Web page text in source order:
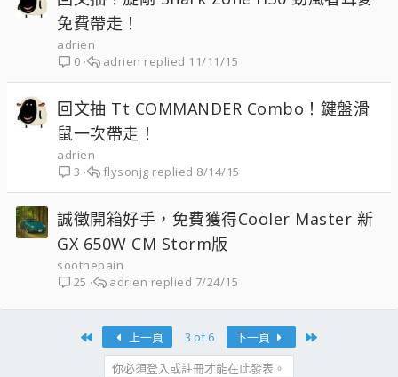
免費帶走！
adrien
0
11/11/15
adrien
回文抽 Tt COMMANDER Combo！鍵盤滑
鼠一次帶走！
adrien
3
8/14/15
flysonjg
誠徵開箱好手，免費獲得Cooler Master 新
GX 650W CM Storm版
soothepain
25
7/24/15
adrien
上一頁 3 of 6 下一頁
你必須登入或註冊才能在此發表。